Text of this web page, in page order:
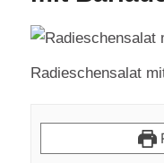
Radieschensalat